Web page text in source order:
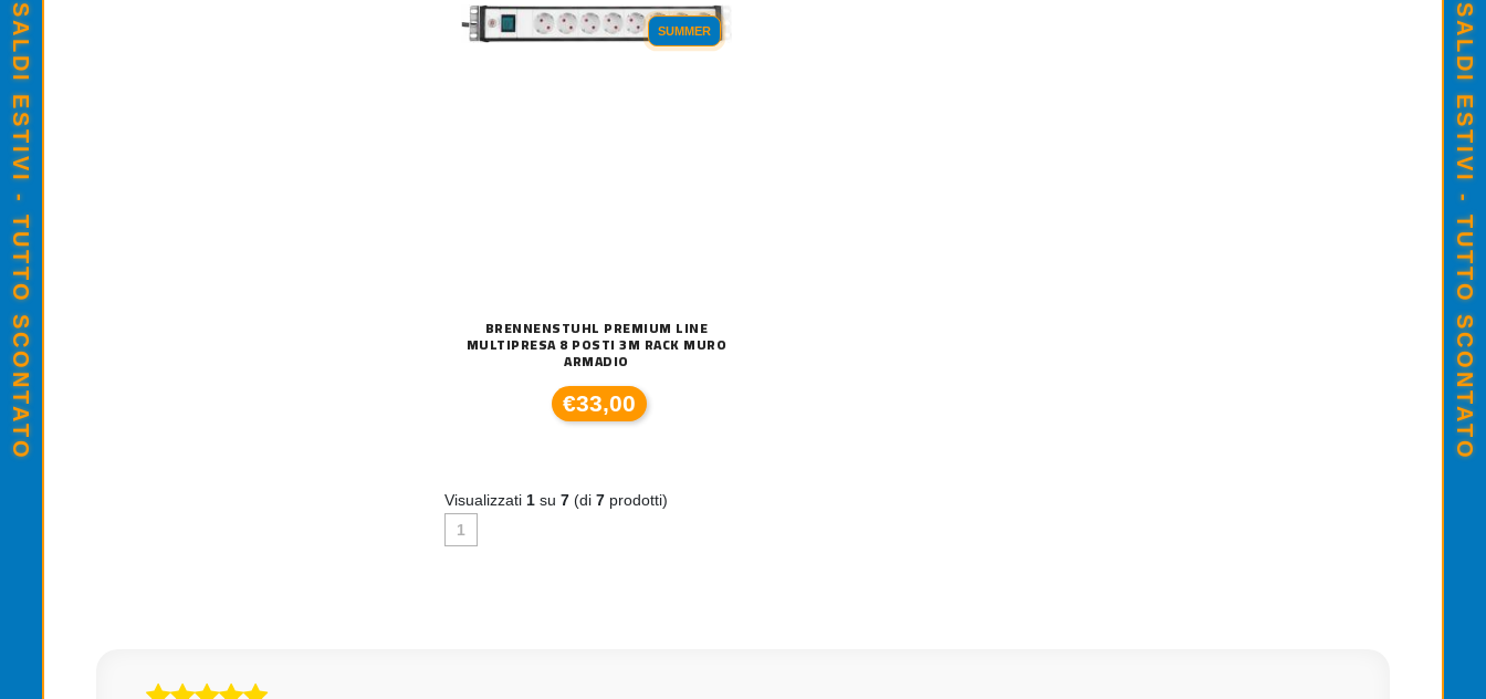
SUMMER
BRENNENSTUHL PREMIUM LINE
MULTIPRESA 8 POSTI 3M RACK MURO
ARMADIO
€33,00
Visualizzati 1 su 7 (di 7 prodotti)
1
SALDI ESTIVI - TUTTO SCONTATO SALDI ESTIVI - TUTTO SCONTATO